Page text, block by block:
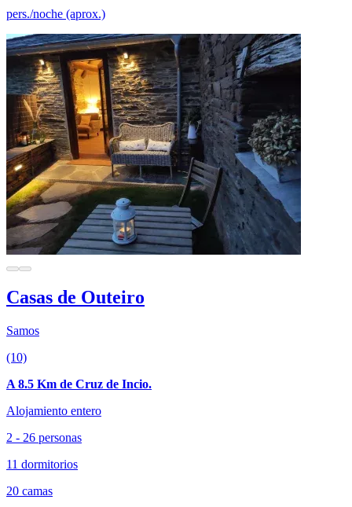
pers./noche (aprox.)
Casas de Outeiro
Samos
(10)
A 8.5 Km de Cruz de Incio.
Alojamiento entero
2 - 26 personas
11 dormitorios
20 camas